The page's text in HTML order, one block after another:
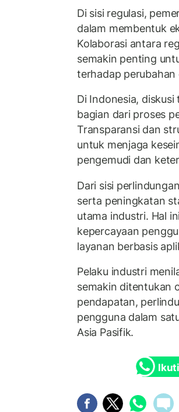
Di sisi regulasi,
dalam membentuk
Kolaborasi antara
semakin penting
terhadap
Di Indonesia,
bagian dari proses
Transparansi dan
untuk menjaga
pengemudi dan
Dari sisi
serta peningkatan
utama industri. Hal
kepercayaan
layanan berbasis
Pelaku industri
semakin ditentukan
pendapatan,
pengguna dalam
Asia Pasifik.